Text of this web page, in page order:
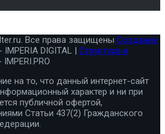
Все права защищены Создание
- IMPERIA DIGITAL | Структура и
IMPERI.PRO
на то, что данный интернет-сайт
характер и ни при
публичной офертой,
Статьи 437(2) Гражданского